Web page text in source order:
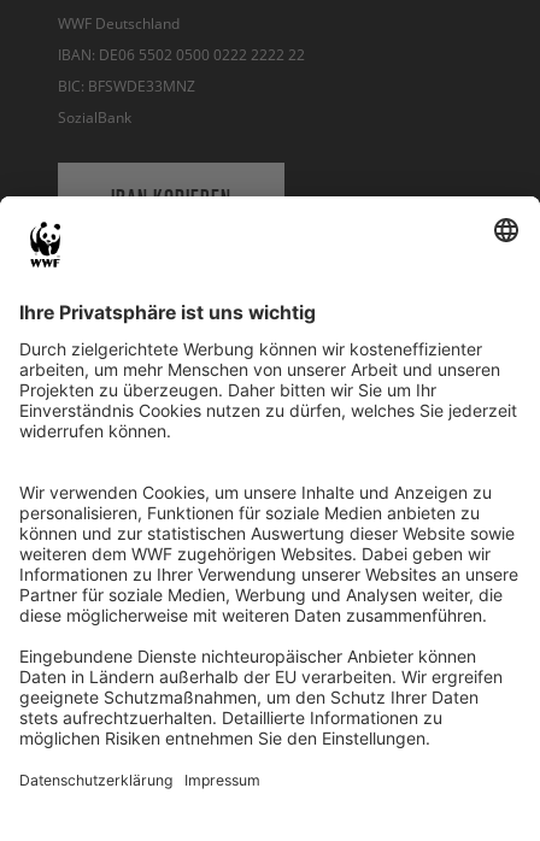
WWF Deutschland
IBAN: DE06 5502 0500 0222 2222 22
BIC: BFSWDE33MNZ
SozialBank
IBAN KOPIEREN
WWF Deutschland
Reinhardtstr. 18
10117 Berlin
Ihre Spende kann steuerlich geltend gemacht werden
Registriert als Stiftung WWF Deutschland, Senatsverwaltung für
Justiz Berlin, Az: 3416/976/2
Umsatzsteuer-Identifikationsnummer: DE 114236103
Freistellungsbescheid: Als gemeinnützige Körperschaft befreit
von der Körperschaftssteuer gem. §5 I 9 KStg. unter der
Steuernummer 27/641/09321